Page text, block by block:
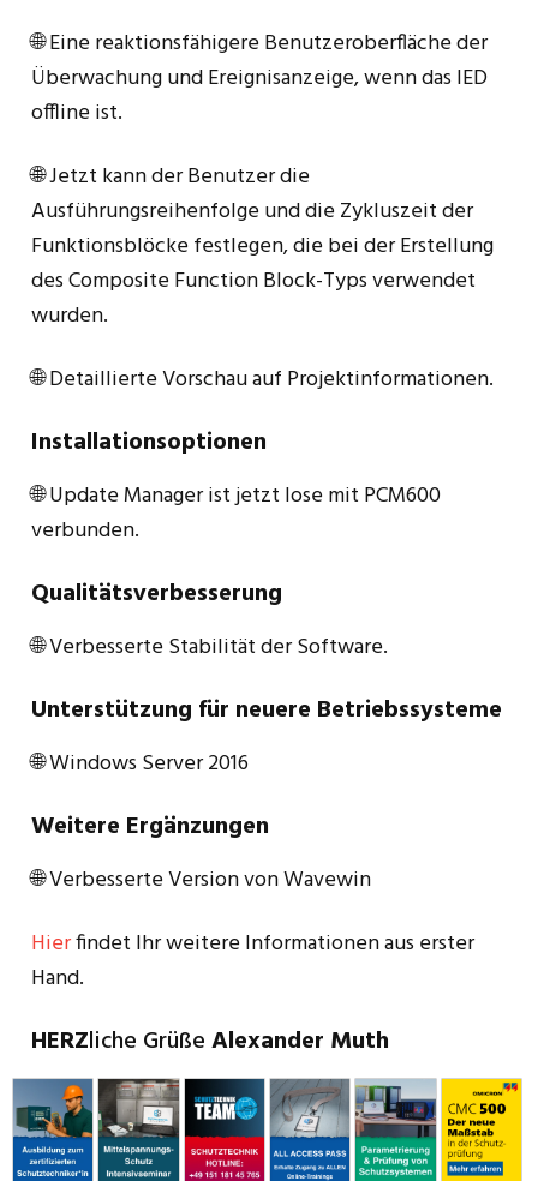
🌐 Eine reaktionsfähigere Benutzeroberfläche der
Überwachung und Ereignisanzeige, wenn das IED
offline ist.
🌐 Jetzt kann der Benutzer die
Ausführungsreihenfolge und die Zykluszeit der
Funktionsblöcke festlegen, die bei der Erstellung
des Composite Function Block-Typs verwendet
wurden.
🌐 Detaillierte Vorschau auf Projektinformationen.
Installationsoptionen
🌐 Update Manager ist jetzt lose mit PCM600
verbunden.
Qualitätsverbesserung
🌐 Verbesserte Stabilität der Software.
Unterstützung für neuere Betriebssysteme
🌐 Windows Server 2016
Weitere Ergänzungen
🌐 Verbesserte Version von Wavewin
Hierfindet Ihr weitere Informationen aus erster
Hand.
HERZliche GrüßeAlexander Muth